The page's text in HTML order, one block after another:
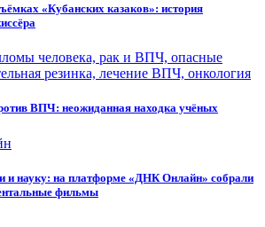
«Кубанских казаков»: история
ВПЧ: неожиданная находка учёных
и науку: на платформе «ДНК Онлайн» собрали
фильмы